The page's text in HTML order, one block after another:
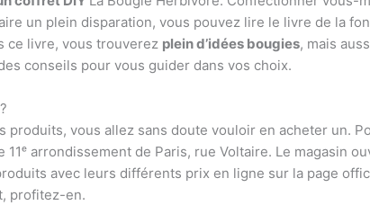
un plein disparation, vous pouvez lire le livre de la
ce livre, vous trouverez plein d’idées bougies, mais
conseils pour vous guider dans vos choix.
vous allez sans doute vouloir en acheter un.
arrondissement de Paris, rue Voltaire. Le magasin
avec leurs différents prix en ligne sur la page
profitez-en.